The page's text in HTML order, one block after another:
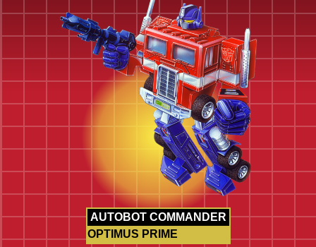
AUTOBOT COMMANDER
OPTIMUS PRIME